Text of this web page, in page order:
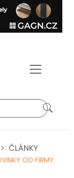
ČLÁNKY
OD FIRMY